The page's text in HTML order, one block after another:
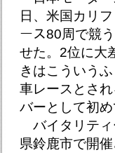
日、米国カリ
ース80周で競
せた。2位に大
きはこういう
車レースとさ
バーとして初め
バイタリティ
県鈴鹿市で開